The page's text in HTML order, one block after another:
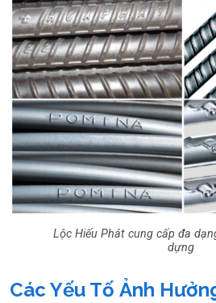
Lộc Hiếu Phát cung cấp đa
dựng
Các Yếu Tố Ảnh